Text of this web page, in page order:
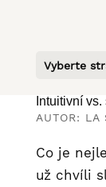
Vyberte
Intuitivní
AUTOR: LA
Co je
už chvíli